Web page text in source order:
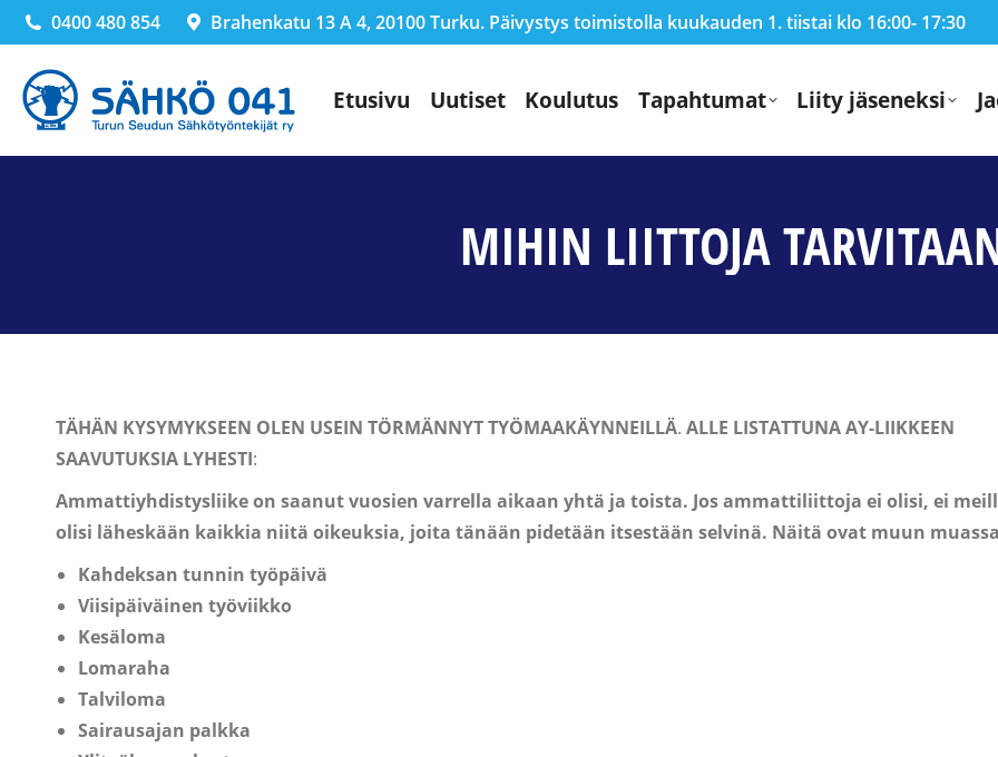
0400 480 854 Brahenkatu 13 A 4, 20100 Turku. Päivystys toimistolla kuukauden 1. tiistai klo 16:00- 17:30
Etusivu Uutiset Koulutus Tapahtumat Liity jäseneksi
MIHIN LIITTOJA
TÄHÄN KYSYMYKSEEN OLEN USEIN TÖRMÄNNYT TYÖMAAKÄYNNEILLÄ. ALLE LISTATTUNAAY-LIIKKEEN
SAAVUTUKSIA LYHESTI:
Ammattiyhdistysliike on saanut vuosien varrella aikaan yhtä ja toista. Jos ammattiliittoja ei olisi, ei
olisi läheskään kaikkia niitä oikeuksia, joita tänään pidetään itsestään selvinä. Näitä ovat muun muassa
Kahdeksan tunnin työpäivä
Viisipäiväinen työviikko
Kesäloma
Lomaraha
Talviloma
Sairausajan palkka